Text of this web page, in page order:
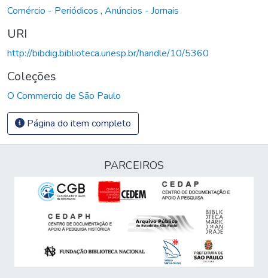
Comércio - Periódicos , Anúncios - Jornais
URI
http://bibdig.biblioteca.unesp.br/handle/10/5360
Coleções
O Commercio de São Paulo
Página do item completo
PARCEIROS